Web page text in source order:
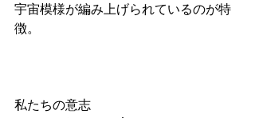
宇宙模様が編み上げられているのが特
徴。
私たちの意志